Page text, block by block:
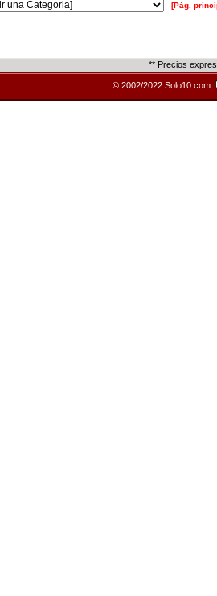
[Pág.
** Precios
© 2002/2022 Solo10.com